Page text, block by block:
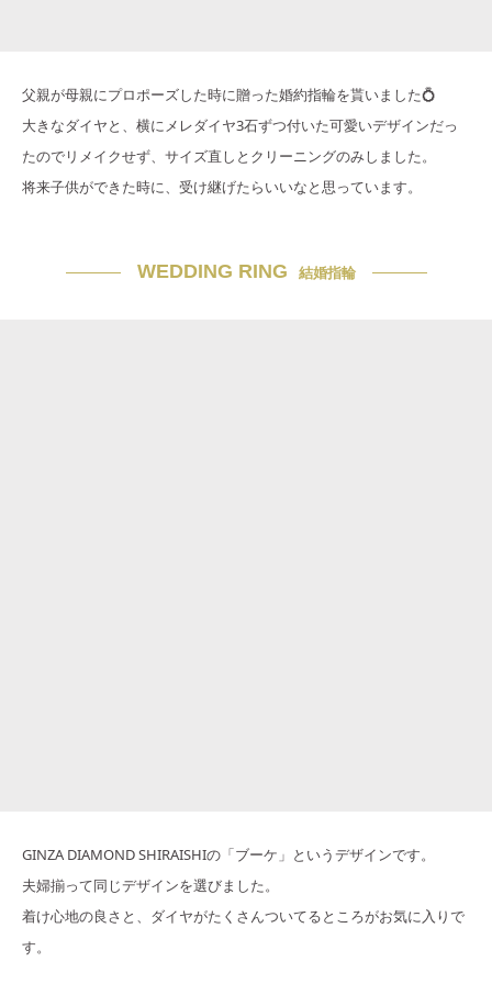
父親が母親にプロポーズした時に贈った婚約指輪を貰いました💍
大きなダイヤと、横にメレダイヤ3石ずつ付いた可愛いデザインだっ
たのでリメイクせず、サイズ直しとクリーニングのみしました。
将来子供ができた時に、受け継げたらいいなと思っています。
WEDDING RING 結婚指輪
GINZA DIAMOND SHIRAISHIの「ブーケ」というデザインです。
夫婦揃って同じデザインを選びました。
着け心地の良さと、ダイヤがたくさんついてるところがお気に入りで
す。